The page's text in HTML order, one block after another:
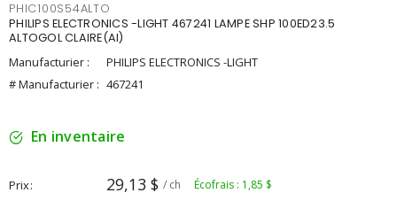
PHIC100S54ALTO
PHILIPS ELECTRONICS -LIGHT 467241 LAMPE SHP 100ED23.5
ALTOGOL CLAIRE(AI)
Manufacturier :
PHILIPS ELECTRONICS -LIGHT
# Manufacturier : 467241
En inventaire
Prix 29,13 $ / ch Écofrais : 1,85 $